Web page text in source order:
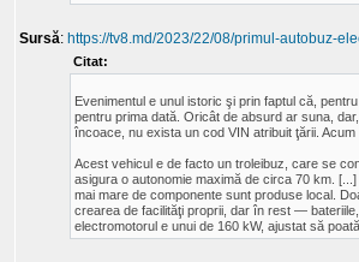
Sursă: https://tv8.md/2023/22/08/primul-autobuz-
Citat:
Evenimentul e unul istoric şi prin faptul că,
pentru prima dată. Oricât de absurd ar suna,
încoace, nu exista un cod VIN atribuit ţării.
Acest vehicul e de facto un troleibuz, care se
asigura o autonomie maximă de circa 70 km.
mai mare de componente sunt produse local.
crearea de facilităţi proprii, dar în rest —
electromotorul e unui de 160 kW, ajustat să